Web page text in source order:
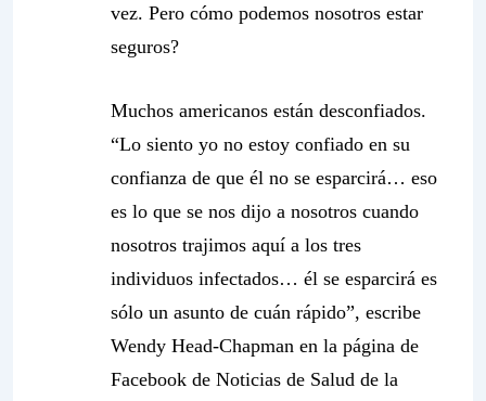
vez. Pero cómo podemos nosotros estar
seguros?
Muchos americanos están desconfiados.
“Lo siento yo no estoy confiado en su
confianza de que él no se esparcirá… eso
es lo que se nos dijo a nosotros cuando
nosotros trajimos aquí a los tres
individuos infectados… él se esparcirá es
sólo un asunto de cuán rápido”, escribe
Wendy Head-Chapman en la página de
Facebook de Noticias de Salud de la